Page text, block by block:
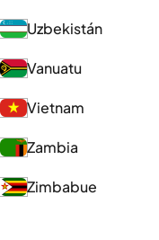
Uzbekistán
Vanuatu
Vietnam
Zambia
Zimbabue